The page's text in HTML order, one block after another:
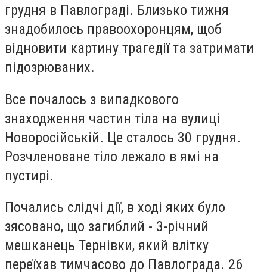
грудня в Павлограді. Близько тижня
знадобилось правоохоронцям, щоб
відновити картину трагедії та затримати
підозрюваних.
Все почалось з випадкового
знаходження частин тіла на вулиці
Новоросійській. Це сталось 30 грудня.
Розчленоване тіло лежало в ямі на
пустирі.
Почались слідчі дії, в ході яких було
зясовано, що загиблий - 3-річний
мешканець Тернівки, який влітку
переїхав тимчасово до Павлограда. 26